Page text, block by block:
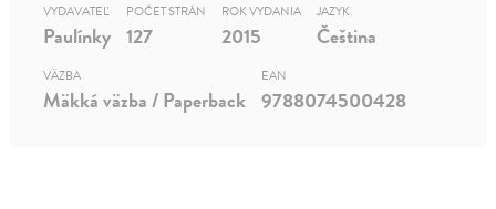
VYDAVATEĽ
Paulínky
POČET STRÁN
127
ROK VYDANIA
2015
JAZYK
Čeština
VÄZBA
Mäkká väzba / Paperback
EAN
9788074500428